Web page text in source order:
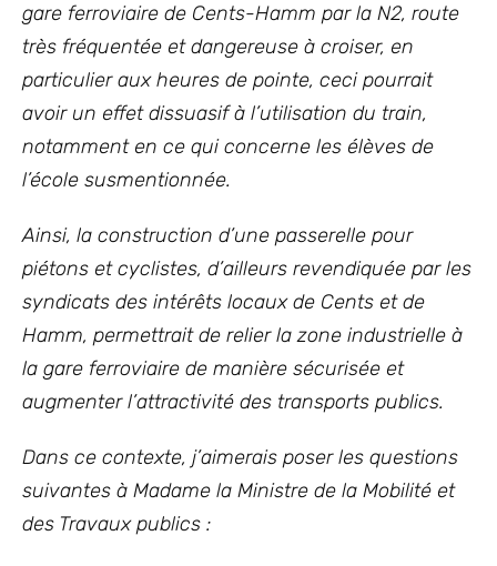
gare ferroviaire de Cents-Hamm par la N2, route
très fréquentée et dangereuse à croiser, en
particulier aux heures de pointe, ceci pourrait
avoir un effet dissuasif à l’utilisation du train,
notamment en ce qui concerne les élèves de
l’école susmentionnée.
Ainsi, la construction d’une passerelle pour
piétons et cyclistes, d’ailleurs revendiquée par les
syndicats des intérêts locaux de Cents et de
Hamm, permettrait de relier la zone industrielle à
la gare ferroviaire de manière sécurisée et
augmenter l’attractivité des transports publics.
Dans ce contexte, j’aimerais poser les questions
suivantes à Madame la Ministre de la Mobilité et
des Travaux publics :